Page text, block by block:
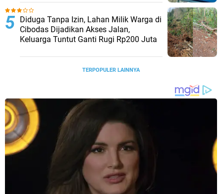
Diduga Tanpa Izin, Lahan Milik Warga di
Cibodas Dijadikan Akses Jalan,
Keluarga Tuntut Ganti Rugi Rp200 Juta
TERPOPULER LAINNYA